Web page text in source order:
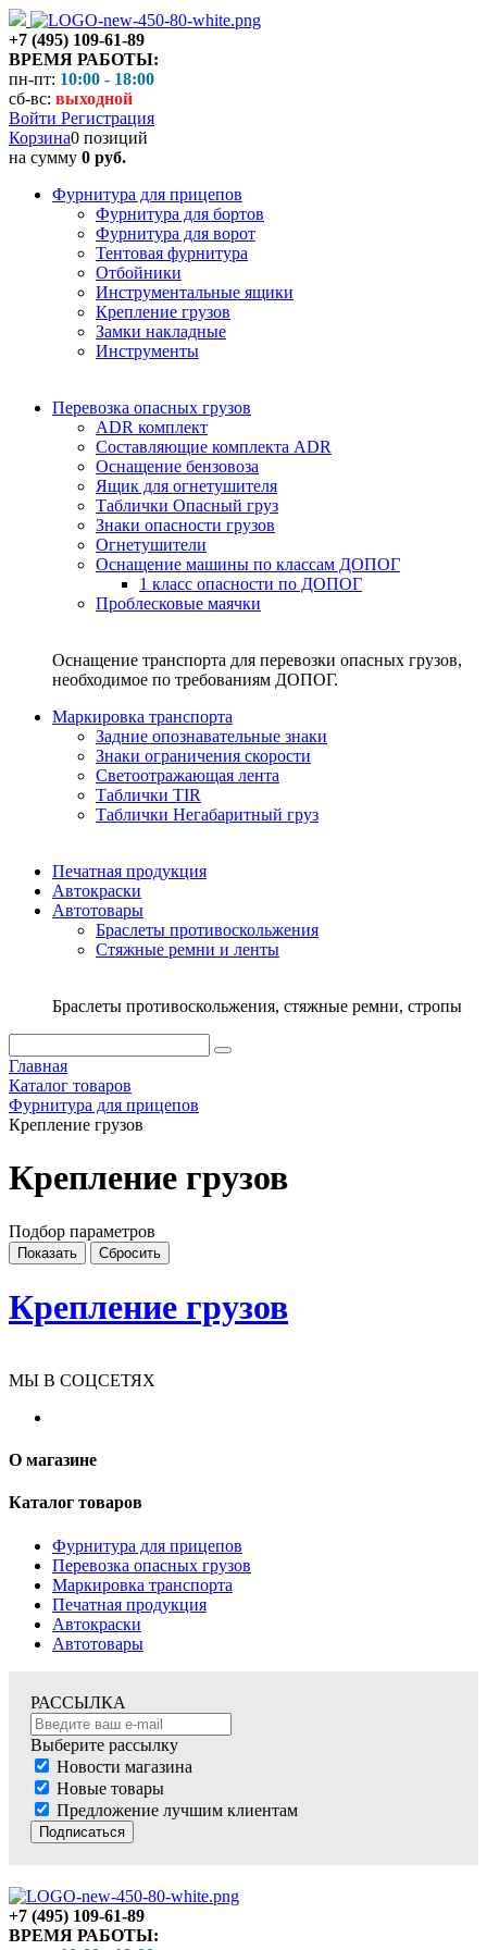
+7 (495) 109-61-89
ВРЕМЯ РАБОТЫ:
пн-пт: 10:00 - 18:00
сб-вс: выходной
Войти Регистрация
Корзина0 позиций
на сумму 0 руб.
Фурнитура для прицепов
Фурнитура для бортов
Фурнитура для ворот
Тентовая фурнитура
Отбойники
Инструментальные ящики
Крепление грузов
Замки накладные
Инструменты
Перевозка опасных грузов
ADR комплект
Составляющие комплекта ADR
Оснащение бензовоза
Ящик для огнетушителя
Таблички Опасный груз
Знаки опасности грузов
Огнетушители
Оснащение машины по классам ДОПОГ
1 класс опасности по ДОПОГ
Проблесковые маячки
Оснащение транспорта для перевозки опасных грузов,
необходимое по требованиям ДОПОГ.
Маркировка транспорта
Задние опознавательные знаки
Знаки ограничения скорости
Светоотражающая лента
Таблички TIR
Таблички Негабаритный груз
Печатная продукция
Автокраски
Автотовары
Браслеты противоскольжения
Стяжныe ремни и ленты
Браслеты противоскольжения, стяжные ремни, стропы
Главная
Каталог товаров
Фурнитура для прицепов
Крепление грузов
Крепление грузов
Подбор параметров
Крепление грузов
МЫ В СОЦСЕТЯХ
О магазине
Каталог товаров
Фурнитура для прицепов
Перевозка опасных грузов
Маркировка транспорта
Печатная продукция
Автокраски
Автотовары
РАССЫЛКА
Выберите рассылку
Новости магазина
Новые товары
Предложение лучшим клиентам
Подписаться
+7 (495) 109-61-89
ВРЕМЯ РАБОТЫ: